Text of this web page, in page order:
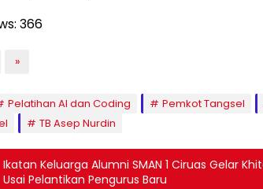
366
»
Pelatihan AI dan Coding Pemkot Tangsel
TB Asep Nurdin
Ikatan Keluarga Alumni SMAN 1 Ciruas Gelar
Usai Pelantikan Pengurus Baru